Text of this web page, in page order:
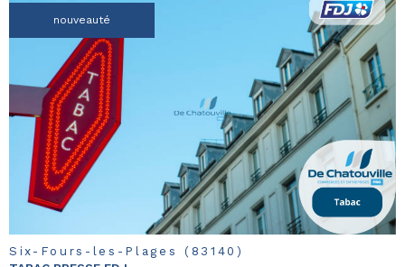
nouveauté
voir le
bien
Six-Fours-les-Plages (83140)